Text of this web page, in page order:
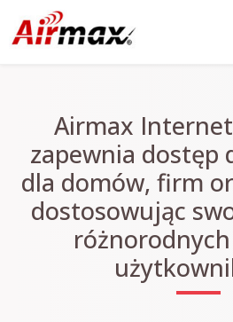
Airmax
zapewnia dostęp
dla domów, firm
dostosowując